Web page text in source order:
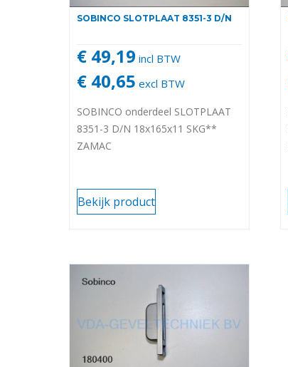
SOBINCO SLOTPLAAT 8351-3 D/N
€ 49,19 incl BTW
€ 40,65 excl BTW
SOBINCO onderdeel SLOTPLAAT
8351-3 D/N 18x165x11 SKG**
ZAMAC
Bekijk product